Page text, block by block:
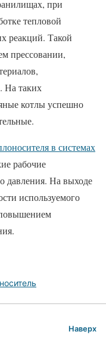
при
тепловой
реакций. Такой
прессовании,
На таких
котлы успешно
в системах
рабочие
давления. На выходе
используемого
Наверх